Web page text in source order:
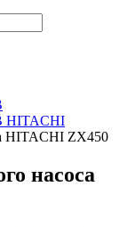
HITACHI ZX450
насоса